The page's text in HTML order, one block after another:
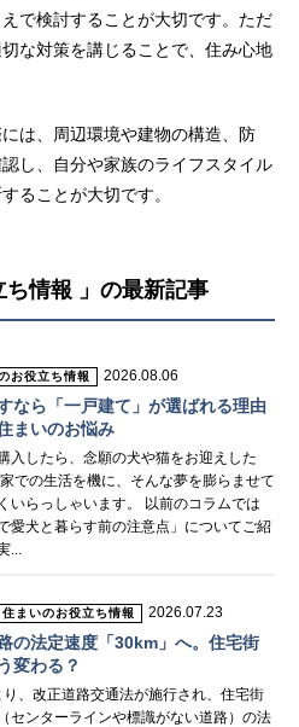
で検討することが大切です。ただ
な対策を講じることで、住み心地
は、周辺環境や建物の構造、防
し、自分や家族のライフスタイル
ることが大切です。
ち情報 」の最新記事
お役立ち情報 2026.08.06
なら「一戸建て」が選ばれる理由
まいのお悩み
入したら、念願の犬や猫をお迎えした
での生活を機に、そんな夢を膨らませて
いらっしゃいます。 以前のコラムでは
愛犬と暮らす前の注意点」についてご紹
...
住まいのお役立ち情報 2026.07.23
の法定速度「30km」へ。住宅街
変わる？
、改正道路交通法が施行され、住宅街
センターラインや標識がない道路）の法